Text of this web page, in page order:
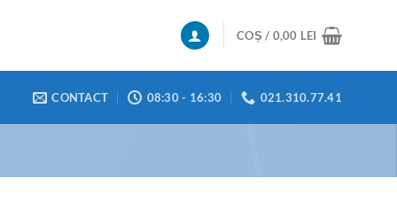
COȘ / 0,00 LEI
CONTACT 08:30 - 16:30 021.310.77.41